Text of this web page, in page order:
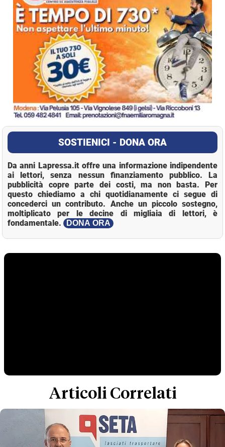
SOSTIENICI - DONA ORA
Da anni Lapressa.it offre una informazione indipendente
ai lettori, senza nessun finanziamento pubblico. La
pubblicità copre parte dei costi, ma non basta. Per
questo chiediamo a chi quotidianamente ci segue di
concederci un contributo. Anche un piccolo sostegno,
moltiplicato per le decine di migliaia di lettori, è
fondamentale.
DONA ORA
Articoli Correlati